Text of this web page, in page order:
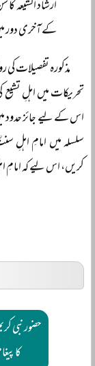
کے آخری دور
مذکورہ تفصیلات
تحریکات میں اہلِ
اس کے لیے جائز حدود
سلسلہ میں امامِ اہلِ
کریں، اس لیے کہ امامِ
حضور
کا